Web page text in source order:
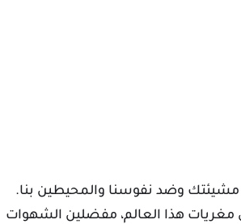
وضد نفوسنا والمحيطين بنا.
هذا العالم، مفضلين الشهوات